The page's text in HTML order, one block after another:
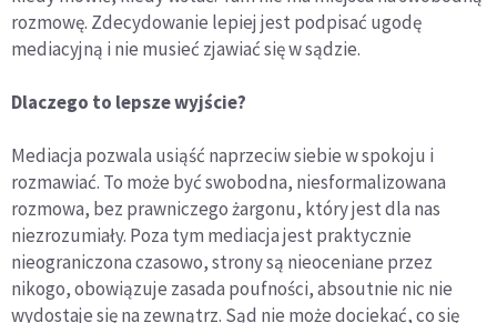
rozmowę. Zdecydowanie lepiej jest podpisać ugodę
mediacyjną i nie musieć zjawiać się w sądzie.
Dlaczego to lepsze wyjście?
Mediacja pozwala usiąść naprzeciw siebie w spokoju i
rozmawiać. To może być swobodna, niesformalizowana
rozmowa, bez prawniczego żargonu, który jest dla nas
niezrozumiały. Poza tym mediacja jest praktycznie
nieograniczona czasowo, strony są nieoceniane przez
nikogo, obowiązuje zasada poufności, absoutnie nic nie
wydostaje się na zewnątrz. Sąd nie może dociekać, co się